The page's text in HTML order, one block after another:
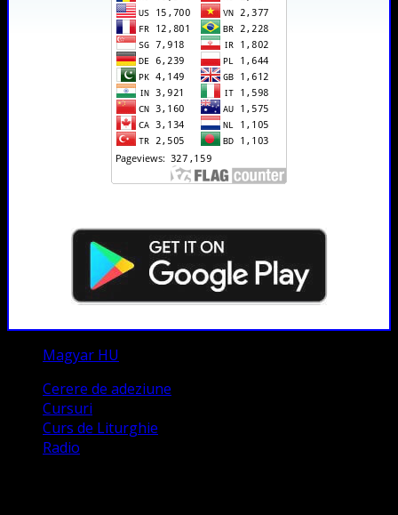
Magyar HU
Cerere de adeziune
Cursuri
Curs de Liturghie
Radio